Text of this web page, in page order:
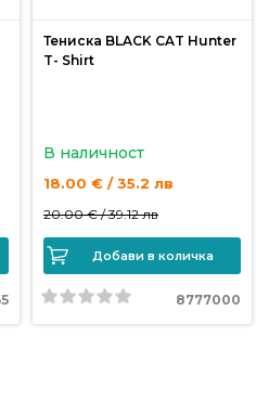
Тениска BLACK CAT Hunter
T- Shirt
В наличност
18.00 € / 35.2 лв
20.00 € /39.12 лв
Добави в количка
8777000